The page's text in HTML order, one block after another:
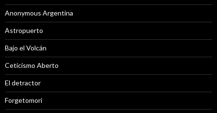
Anonymous Argentina
Astropuerto
Bajo el Volcán
Ceticismo Aberto
El detractor
Forgetomori